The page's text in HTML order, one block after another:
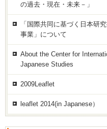
の過去・現在・未来－」
「国際共同に基づく日本研
事業」について
About the Center for
Japanese Studies
2009Leaflet
leaflet 2014(in Japanese）